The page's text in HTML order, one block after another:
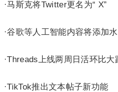
·马斯克将Twitter更名为“ X”
·谷歌等人工智能内容将添加
·Threads上线两周日活环比大
·TikTok推出文本帖子新功能